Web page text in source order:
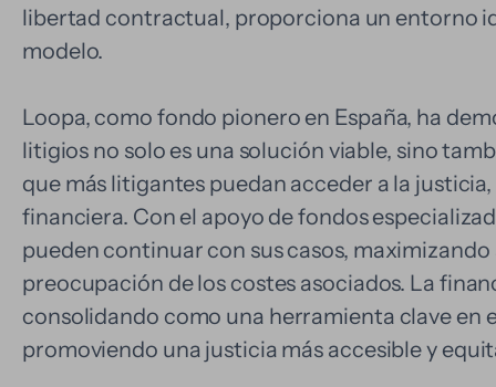
libertad contractual, proporciona un entorno
modelo.
Loopa, como fondo pionero en España, ha
litigios no solo es una solución viable, sino
que más litigantes puedan acceder a la
financiera. Con el apoyo de fondos
pueden continuar con sus casos,
preocupación de los costes asociados. La
consolidando como una herramienta clave en
promoviendo una justicia más accesible y